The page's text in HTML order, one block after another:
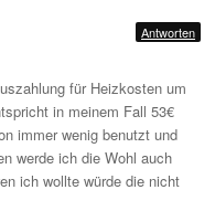
Antworten
für Heizkosten um
in meinem Fall 53€
immer wenig benutzt und
werde ich die Wohl auch
ich wollte würde die nicht